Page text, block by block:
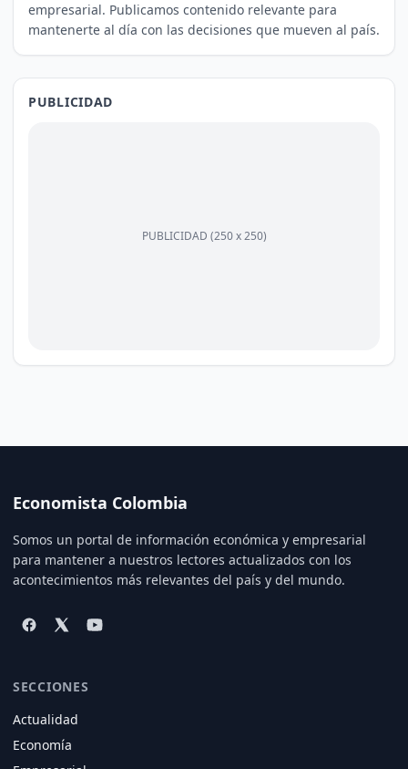
empresarial. Publicamos contenido relevante para
mantenerte al día con las decisiones que mueven al país.
PUBLICIDAD
PUBLICIDAD (250 x 250)
Economista Colombia
Somos un portal de información económica y empresarial
para mantener a nuestros lectores actualizados con los
acontecimientos más relevantes del país y del mundo.
SECCIONES
Actualidad
Economía